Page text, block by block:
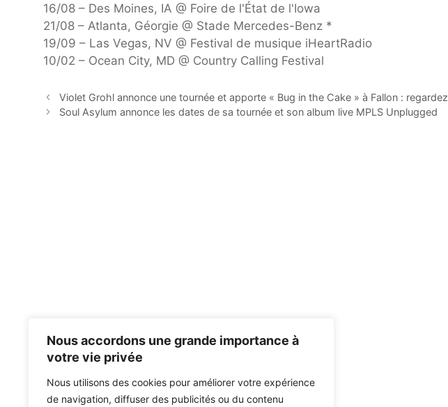
Nous accordons une grande importance à
votre vie privée
Nous utilisons des cookies pour améliorer votre expérience
de navigation, diffuser des publicités ou du contenu
16/08 – Des Moines, IA @ Foire de l'État de l'Iowa
21/08 – Atlanta, Géorgie @ Stade Mercedes-Benz *
19/09 – Las Vegas, NV @ Festival de musique iHeartRadio
10/02 – Ocean City, MD @ Country Calling Festival
Violet Grohl annonce une tournée et apporte « Bug in the Cake » à Fallon : regardez
Soul Asylum annonce les dates de sa tournée et son album live MPLS Unplugged